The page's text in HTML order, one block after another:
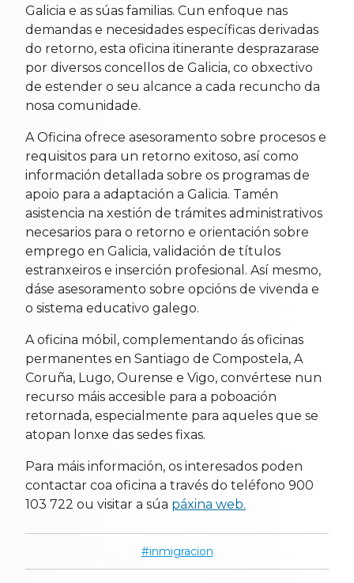
Galicia e as súas familias. Cun enfoque nas
demandas e necesidades específicas derivadas
do retorno, esta oficina itinerante desprazarase
por diversos concellos de Galicia, co obxectivo
de estender o seu alcance a cada recuncho da
nosa comunidade.
A Oficina ofrece asesoramento sobre procesos e
requisitos para un retorno exitoso, así como
información detallada sobre os programas de
apoio para a adaptación a Galicia. Tamén
asistencia na xestión de trámites administrativos
necesarios para o retorno e orientación sobre
emprego en Galicia, validación de títulos
estranxeiros e inserción profesional. Así mesmo,
dáse asesoramento sobre opcións de vivenda e
o sistema educativo galego.
A oficina móbil, complementando ás oficinas
permanentes en Santiago de Compostela, A
Coruña, Lugo, Ourense e Vigo, convértese nun
recurso máis accesible para a poboación
retornada, especialmente para aqueles que se
atopan lonxe das sedes fixas.
Para máis información, os interesados poden
contactar coa oficina a través do teléfono 900
103 722 ou visitar a súa páxina web.
inmigracion